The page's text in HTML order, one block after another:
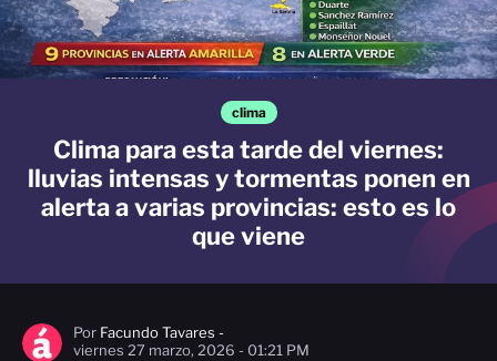
clima
Clima para esta tarde del viernes:
lluvias intensas y tormentas ponen en
alerta a varias provincias: esto es lo
que viene
Por Facundo Tavares -
viernes 27 marzo, 2026 - 01:21 PM